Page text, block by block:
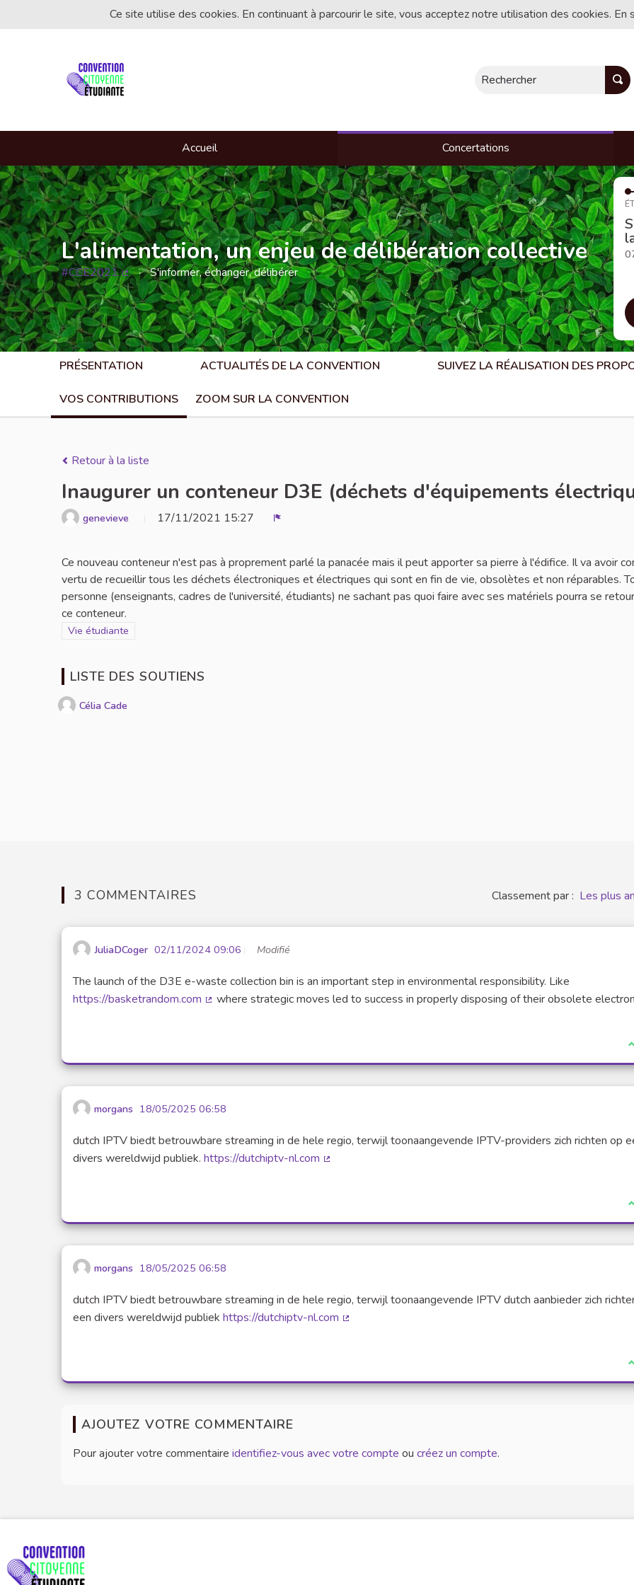
Ce site utilise des cookies. En continuant à parcourir le site, vous acceptez notre utilisation des cookies.
Rechercher
Accueil Concertations
L'alimentation, un enjeu de délibération collective
#CCE2021
(Lien externe)
S'informer, échanger, délibérer
PRÉSENTATION ACTUALITÉS DE LA CONVENTION SUIVEZ LA RÉALISATION DES
VOS CONTRIBUTIONS ZOOM SUR LA CONVENTION
Retour à la liste
Inaugurer un conteneur D3E (déchets d'équipements
genevieve 17/11/2021 15:27
Ce nouveau conteneur n'est pas à proprement parlé la panacée mais il peut apporter sa pierre à l'édifice. Il va avoir
vertu de recueillir tous les déchets électroniques et électriques qui sont en fin de vie, obsolètes et non réparables.
personne (enseignants, cadres de l'université, étudiants) ne sachant pas quoi faire avec ses matériels pourra se
ce conteneur.
Filtrer les résultats de la catégorie : Vie étudiante
Vie étudiante
LISTE DES SOUTIENS
Célia Cade
3 COMMENTAIRES Classement par : Les plus
JuliaDCoger 02/11/2024 09:06 Modifié
The launch of the D3E e-waste collection bin is an important step in environmental responsibility. Like
https://basketrandom.com
where strategic moves led to success in properly disposing of their obsolete
morgans 18/05/2025 06:58
dutch IPTV biedt betrouwbare streaming in de hele regio, terwijl toonaangevende IPTV-providers zich richten op
divers wereldwijd publiek. https://dutchiptv-nl.com
morgans 18/05/2025 06:58
dutch IPTV biedt betrouwbare streaming in de hele regio, terwijl toonaangevende IPTV dutch aanbieder zich
een divers wereldwijd publiek https://dutchiptv-nl.com
AJOUTEZ VOTRE COMMENTAIRE
Pour ajouter votre commentaire identifiez-vous avec votre compte ou créez un compte.